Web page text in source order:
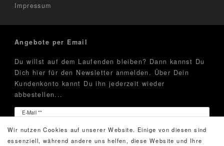
Impressum
Angebote per Email
Du willst auf dem Laufenden bleiben? Dann kannst Du
Dich hier für den Newsletter anmelden. Über Dein
Kundenkonto kannt Du ihn jederzeit wieder
abbestellen...
E-Mail **
Newsletter
Hiermit bestätige ich, dass ich die
Daten­schutz­erklärung
Wir nutzen Cookies auf unserer Website. Einige von diesen sind
essenziell, während andere uns helfen, diese Website und Ihre